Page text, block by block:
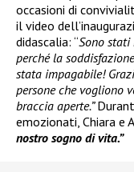
occasioni di
il video
didascalia: “Sono stati
perché la
stata impagabile!
persone che vogliono
braccia aperte.”
emozionati, Chiara e
nostro sogno di vita.”